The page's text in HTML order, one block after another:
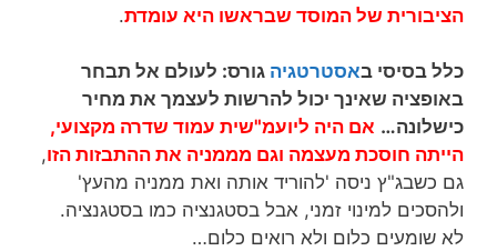
הציבורית של המוסד שבראשו היא עומדת.
כלל בסיסי באסטרטגיה גורס: לעולם אל תבחר
באופציה שאינך יכול להרשות לעצמך את מחיר
כישלונה… אם היה ליועמ"שית עמוד שדרה מקצועי,
הייתה חוסכת מעצמה וגם מממניה את ההתבזות הזו,
גם כשבג"ץ ניסה 'להוריד אותה ואת ממניה מהעץ'
ולהסכים למינוי זמני, אבל בסטגנציה כמו בסטגנציה.
לא שומעים כלום ולא רואים כלום…